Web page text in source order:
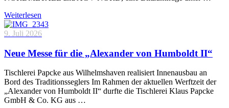
Weiterlesen
9. Juli 2026
Neue Messe für die „Alexander von Humboldt II“
Tischlerei Papcke aus Wilhelmshaven realisiert Innenausbau an
Bord des Traditionsseglers Im Rahmen der aktuellen Werftzeit der
„Alexander von Humboldt II“ durfte die Tischlerei Klaus Papcke
GmbH & Co. KG aus …